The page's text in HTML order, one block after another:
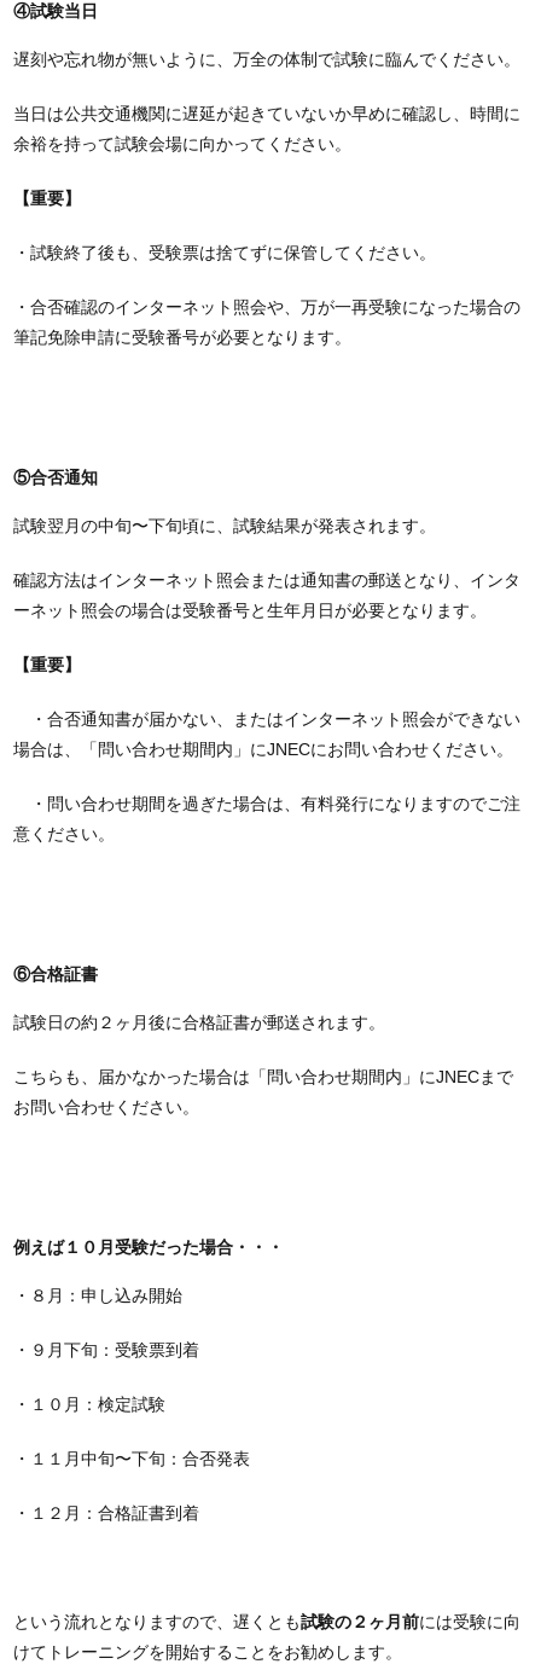
④試験当日
遅刻や忘れ物が無いように、万全の体制で試験に臨んでください。
当日は公共交通機関に遅延が起きていないか早めに確認し、時間に
余裕を持って試験会場に向かってください。
【重要】
・試験終了後も、受験票は捨てずに保管してください。
・合否確認のインターネット照会や、万が一再受験になった場合の
筆記免除申請に受験番号が必要となります。
⑤合否通知
試験翌月の中旬〜下旬頃に、試験結果が発表されます。
確認方法はインターネット照会または通知書の郵送となり、インタ
ーネット照会の場合は受験番号と生年月日が必要となります。
【重要】
・合否通知書が届かない、またはインターネット照会ができない
場合は、「問い合わせ期間内」にJNECにお問い合わせください。
・問い合わせ期間を過ぎた場合は、有料発行になりますのでご注
意ください。
⑥合格証書
試験日の約２ヶ月後に合格証書が郵送されます。
こちらも、届かなかった場合は「問い合わせ期間内」にJNECまで
お問い合わせください。
例えば１０月受験だった場合・・・
・８月：申し込み開始
・９月下旬：受験票到着
・１０月：検定試験
・１１月中旬〜下旬：合否発表
・１２月：合格証書到着
という流れとなりますので、遅くとも試験の２ヶ月前には受験に向
けてトレーニングを開始することをお勧めします。